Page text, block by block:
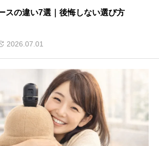
スの違い7選｜後悔しない選び方
2026.07.01